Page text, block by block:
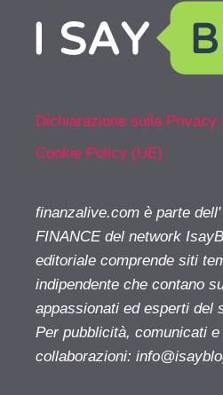
Dichiarazione sulla Privacy
Cookie Policy (UE)
finanzalive.com è parte
FINANCE del network
editoriale comprende siti
indipendente che contano
appassionati ed esperti del
Per pubblicità, comunicati e
collaborazioni: